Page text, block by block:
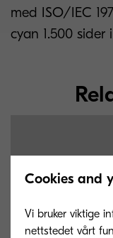
med ISO/IEC
cyan 1.500 sider
Cookies and
Vi bruker viktige
nettstedet vårt